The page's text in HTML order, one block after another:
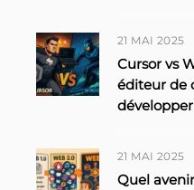
21 MAI 2025
Cursor vs
éditeur de
21 MAI 2025
Quel